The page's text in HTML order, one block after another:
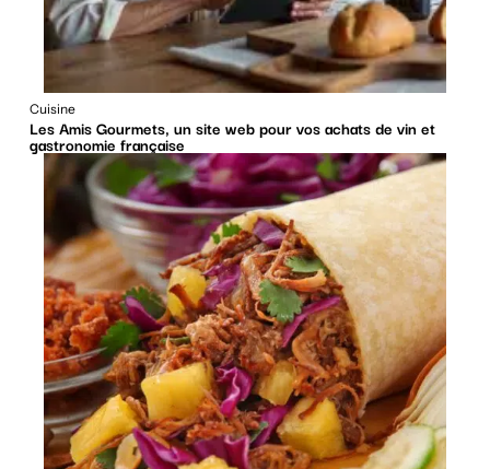
Cuisine
Les Amis Gourmets, un site web pour vos achats de vin et
gastronomie française